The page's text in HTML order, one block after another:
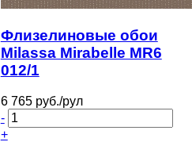
Флизелиновые обои
Milassa Mirabelle MR6
012/1
6 765 руб./рул
-
+